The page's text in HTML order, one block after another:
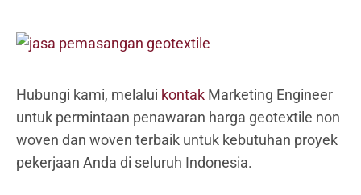
Hubungi kami, melalui kontak Marketing Engineer
untuk permintaan penawaran harga geotextile non
woven dan woven terbaik untuk kebutuhan proyek
pekerjaan Anda di seluruh Indonesia.